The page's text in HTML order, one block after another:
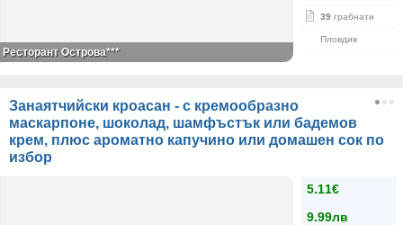
39 грабнати
Пловдив
Ресторант Острова***
Занаятчийски кроасан - с кремообразно
маскарпоне, шоколад, шамфъстък или бадемов
крем, плюс ароматно капучино или домашен сок по
избор
5.11€
9.99лв